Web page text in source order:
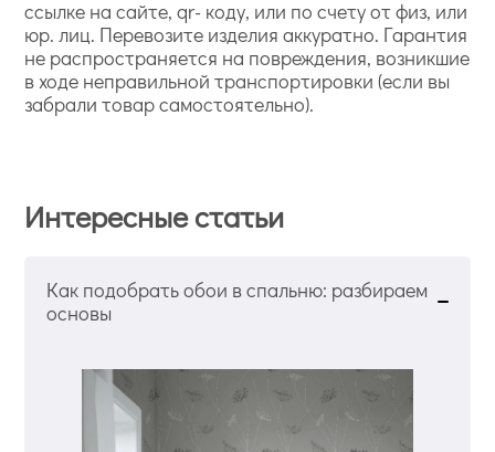
ссылке на сайте, qr- коду, или по счету от физ, или
юр. лиц. Перевозите изделия аккуратно. Гарантия
не распространяется на повреждения, возникшие
в ходе неправильной транспортировки (если вы
забрали товар самостоятельно).
Интересные статьи
Как подобрать обои в спальню: разбираем
основы